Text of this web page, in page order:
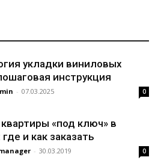
укладки виниловых
инструкция
- 07.03.2025 0
«под ключ» в
и как заказать
- 30.03.2019 0